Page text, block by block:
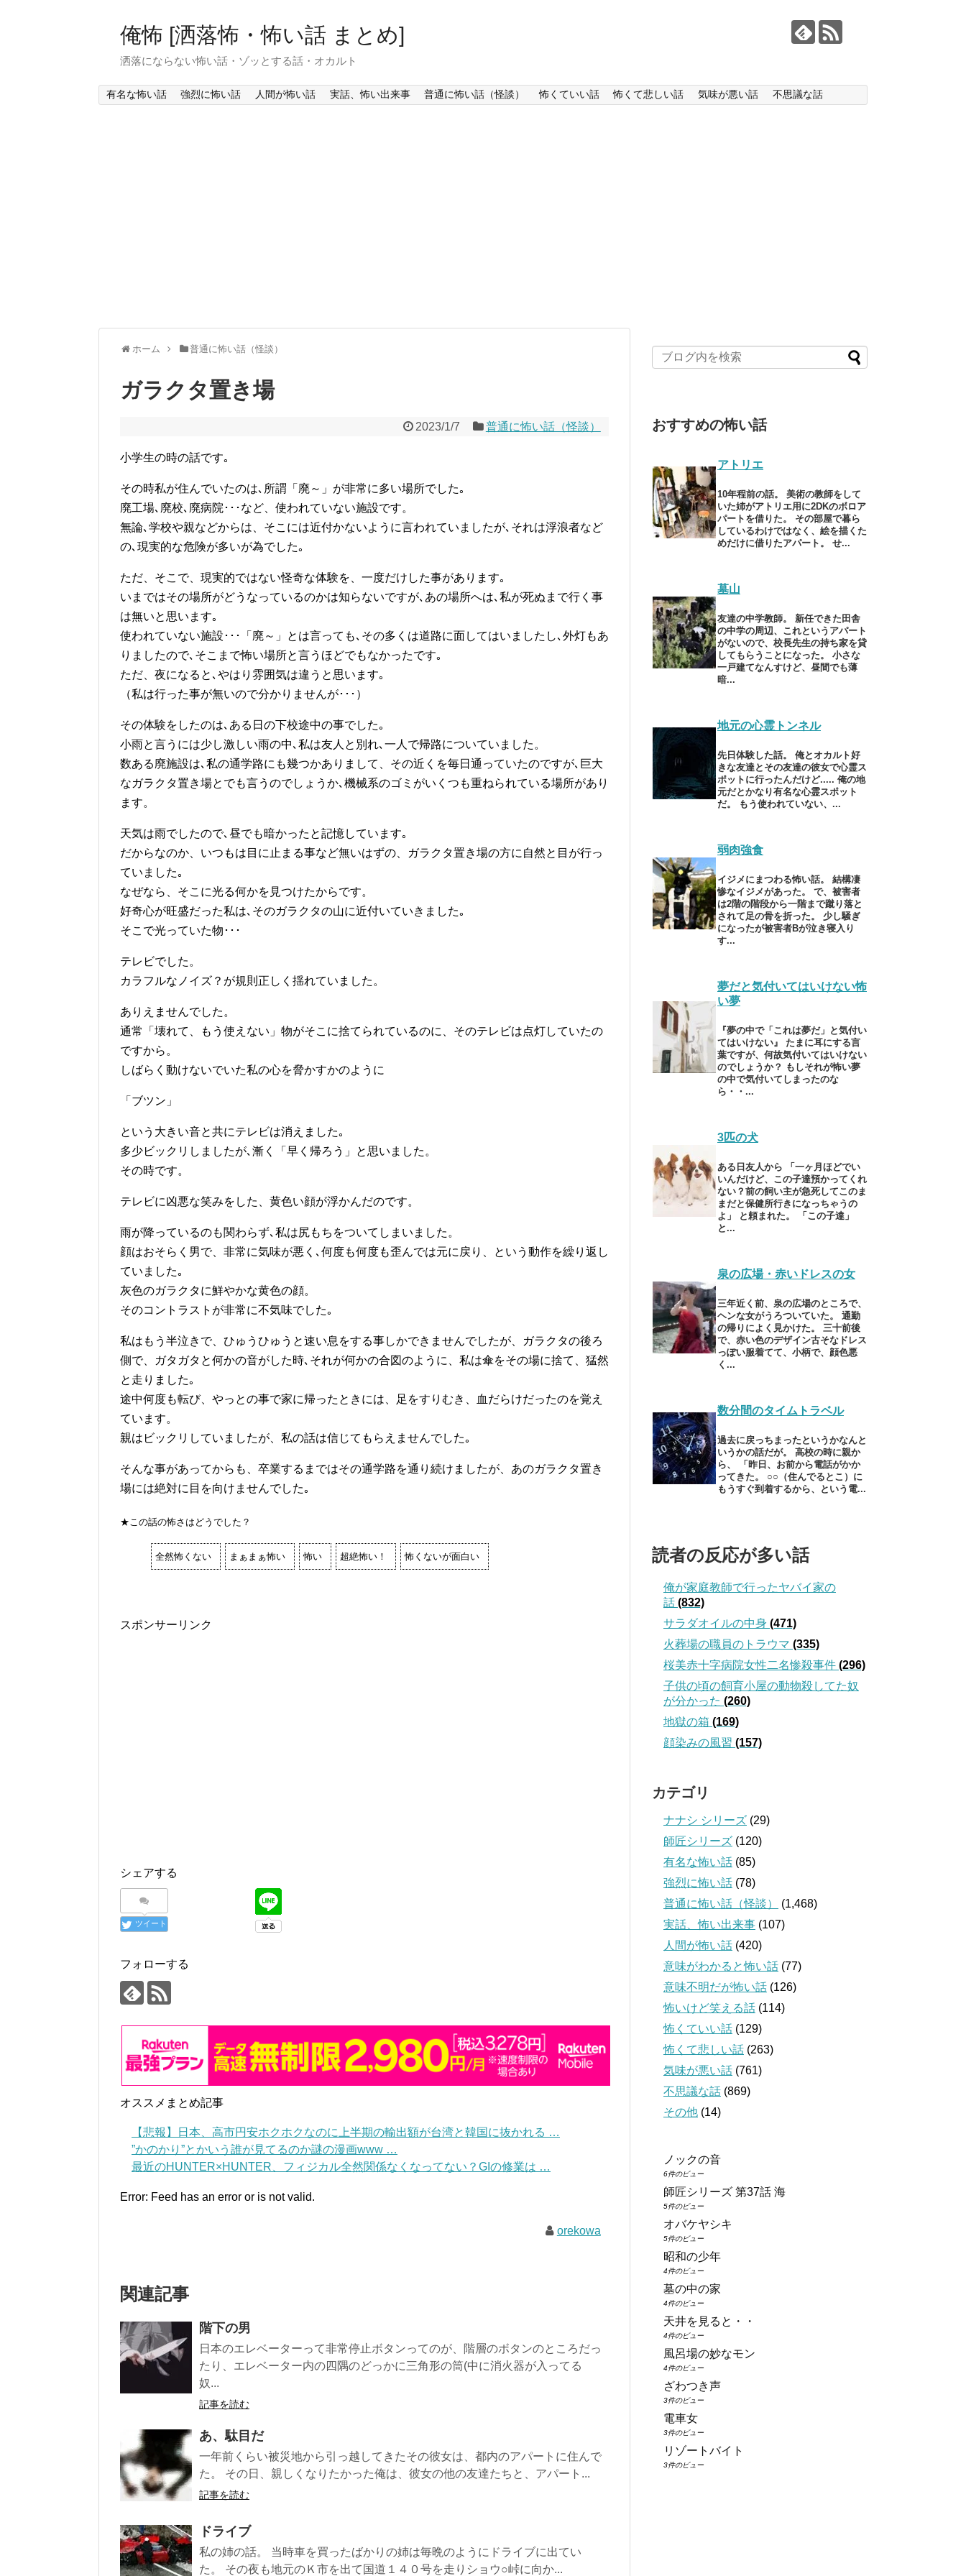
俺怖 [洒落怖・怖い話 まとめ]
洒落にならない怖い話・ゾッとする話・オカルト
有名な怖い話 強烈に怖い話 人間が怖い話 実話、怖い出来事 普通に怖い話（怪談） 怖くていい話 怖くて悲しい話 気味が悪い話 不思議な話
ホーム 普通に怖い話（怪談）
ガラクタ置き場
2023/1/7 普通に怖い話（怪談）
小学生の時の話です｡
その時私が住んでいたのは､所謂「廃～」が非常に多い場所でした｡
廃工場､廃校､廃病院･･･など、使われていない施設です。
無論､学校や親などからは、そこには近付かないように言われていましたが､それは浮浪者など
の､現実的な危険が多いが為でした｡
ただ、そこで、現実的ではない怪奇な体験を、一度だけした事があります｡
いまではその場所がどうなっているのかは知らないですが､あの場所へは､私が死ぬまで行く事
は無いと思います｡
使われていない施設･･･「廃～」とは言っても､その多くは道路に面してはいましたし､外灯もあ
りましたので､そこまで怖い場所と言うほどでもなかったです｡
ただ、夜になると､やはり雰囲気は違うと思います｡
（私は行った事が無いので分かりませんが･･･）
その体験をしたのは､ある日の下校途中の事でした｡
小雨と言うには少し激しい雨の中､私は友人と別れ､一人で帰路についていました。
数ある廃施設は､私の通学路にも幾つかありまして、その近くを毎日通っていたのですが､巨大
なガラクタ置き場とでも言うのでしょうか､機械系のゴミがいくつも重ねられている場所があり
ます。
天気は雨でしたので､昼でも暗かったと記憶しています｡
だからなのか、いつもは目に止まる事など無いはずの、ガラクタ置き場の方に自然と目が行っ
ていました｡
なぜなら、そこに光る何かを見つけたからです。
好奇心が旺盛だった私は､そのガラクタの山に近付いていきました｡
そこで光っていた物･･･
テレビでした。
カラフルなノイズ？が規則正しく揺れていました。
ありえませんでした。
通常「壊れて、もう使えない」物がそこに捨てられているのに、そのテレビは点灯していたの
ですから。
しばらく動けないでいた私の心を脅かすかのように
「ブツン」
という大きい音と共にテレビは消えました｡
多少ビックリしましたが､漸く「早く帰ろう」と思いました。
その時です。
テレビに凶悪な笑みをした、黄色い顔が浮かんだのです。
雨が降っているのも関わらず､私は尻もちをついてしまいました。
顔はおそらく男で、非常に気味が悪く､何度も何度も歪んでは元に戻り、という動作を繰り返し
ていました｡
灰色のガラクタに鮮やかな黄色の顔。
そのコントラストが非常に不気味でした｡
私はもう半泣きで、ひゅうひゅうと速い息をする事しかできませんでしたが、ガラクタの後ろ
側で、ガタガタと何かの音がした時､それが何かの合図のように、私は傘をその場に捨て、猛然
と走りました｡
途中何度も転び、やっとの事で家に帰ったときには、足をすりむき、血だらけだったのを覚え
ています。
親はビックリしていましたが、私の話は信じてもらえませんでした｡
そんな事があってからも、卒業するまではその通学路を通り続けましたが、あのガラクタ置き
場には絶対に目を向けませんでした｡
★この話の怖さはどうでした？
全然怖くない まぁまぁ怖い 怖い 超絶怖い！ 怖くないが面白い
スポンサーリンク
シェアする
ツイート
フォローする
オススメまとめ記事
【悲報】日本、高市円安ホクホクなのに上半期の輸出額が台湾と韓国に抜かれる …
”かのかり”とかいう誰が見てるのか謎の漫画www …
最近のHUNTER×HUNTER、フィジカル全然関係なくなってない？GIの修業は …
Error: Feed has an error or is not valid.
orekowa
関連記事
階下の男
日本のエレベーターって非常停止ボタンってのが、階層のボタンのところだっ
たり、エレベーター内の四隅のどっかに三角形の筒(中に消火器が入ってる
奴...
記事を読む
あ、駄目だ
一年前くらい被災地から引っ越してきたその彼女は、都内のアパートに住んで
た。 その日、親しくなりたかった俺は、彼女の他の友達たちと、アパート...
記事を読む
ドライブ
私の姉の話。 当時車を買ったばかりの姉は毎晩のようにドライブに出てい
た。 その夜も地元のＫ市を出て国道１４０号を走りショウ○峠に向か...
おすすめの怖い話
アトリエ
10年程前の話。 美術の教師をして
いた姉がアトリエ用に2DKのボロア
パートを借りた。 その部屋で暮ら
しているわけではなく、絵を描くた
めだけに借りたアパート。 せ...
墓山
友達の中学教師。 新任できた田舎
の中学の周辺、これというアパート
がないので、校長先生の持ち家を貸
してもらうことになった。 小さな
一戸建てなんすけど、昼間でも薄
暗...
地元の心霊トンネル
先日体験した話。 俺とオカルト好
きな友達とその友達の彼女で心霊ス
ポットに行ったんだけど..... 俺の地
元だとかなり有名な心霊スポット
だ。 もう使われていない、...
弱肉強食
イジメにまつわる怖い話。 結構凄
惨なイジメがあった。 で、被害者
は2階の階段から一階まで蹴り落と
されて足の骨を折った。 少し騒ぎ
になったが被害者Bが泣き寝入り
す...
夢だと気付いてはいけない怖
い夢
『夢の中で「これは夢だ」と気付い
てはいけない』 たまに耳にする言
葉ですが、何故気付いてはいけない
のでしょうか？ もしそれが怖い夢
の中で気付いてしまったのな
ら・・...
3匹の犬
ある日友人から 「一ヶ月ほどでい
いんだけど、この子達預かってくれ
ない？前の飼い主が急死してこのま
まだと保健所行きになっちゃうの
よ」 と頼まれた。 「この子達」
と...
泉の広場・赤いドレスの女
三年近く前、泉の広場のところで、
ヘンな女がうろついていた。 通勤
の帰りによく見かけた。 三十前後
で、赤い色のデザイン古そなドレス
っぽい服着てて、小柄で、顔色悪
く...
数分間のタイムトラベル
過去に戻っちまったというかなんと
いうかの話だが。 高校の時に親か
ら、 「昨日、お前から電話がかか
ってきた。 ○○（住んでるとこ）に
もうすぐ到着するから、という電...
読者の反応が多い話
俺が家庭教師で行ったヤバイ家の
話 (832)
サラダオイルの中身 (471)
火葬場の職員のトラウマ (335)
桜美赤十字病院女性二名惨殺事件 (296)
子供の頃の飼育小屋の動物殺してた奴
が分かった (260)
地獄の箱 (169)
顔染みの風習 (157)
カテゴリ
ナナシ シリーズ (29)
師匠シリーズ (120)
有名な怖い話 (85)
強烈に怖い話 (78)
普通に怖い話（怪談）
(1,468)
実話、怖い出来事 (107)
人間が怖い話 (420)
意味がわかると怖い話 (77)
意味不明だが怖い話 (126)
怖いけど笑える話 (114)
怖くていい話 (129)
怖くて悲しい話 (263)
気味が悪い話 (761)
不思議な話 (869)
その他 (14)
ノックの音
6件のビュー
師匠シリーズ 第37話 海
5件のビュー
オバケヤシキ
5件のビュー
昭和の少年
4件のビュー
墓の中の家
4件のビュー
天井を見ると・・
4件のビュー
風呂場の妙なモン
4件のビュー
ざわつき声
3件のビュー
電車女
3件のビュー
リゾートバイト
3件のビュー